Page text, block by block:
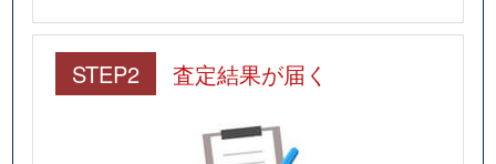
STEP2 査定結果が届く